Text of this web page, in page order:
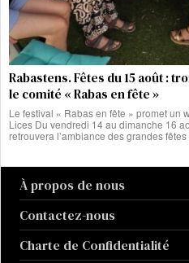
Rabastens. Fêtes du 15 août :
le comité « Rabas en fête »
Le festival « Rabas en fête » promet un
Lices Du vendredi 14 au dimanche 16
retrouvera l’ambiance des grandes
À propos de nous
Contactez-nous
Charte de Confidentialité